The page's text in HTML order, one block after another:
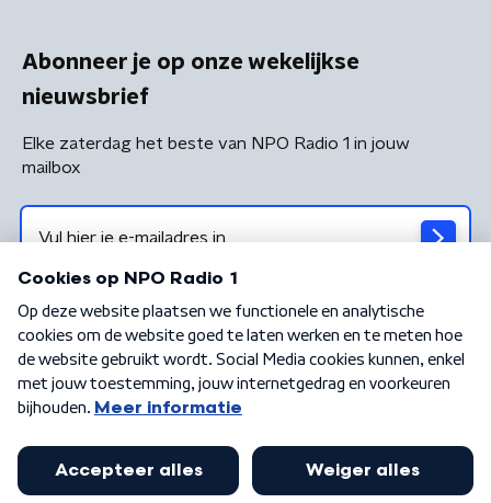
Abonneer je op onze wekelijkse
nieuwsbrief
Elke zaterdag het beste van NPO Radio 1 in jouw
mailbox
Algemene voorwaarden Privacybeleid